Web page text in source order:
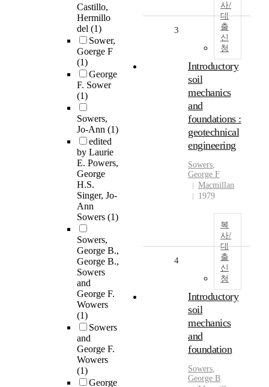
Castillo,
Hermillo
del (1)
Sower,
Goerge F
(1)
George
F. Sower
(1)
Sowers,
Jo-Ann (1)
edited
by Laurie
E. Powers,
George
H.S.
Singer, Jo-
Ann
Sowers (1)
Sowers,
George B.,
George B.,
Sowers
and
George F.
Wowers
(1)
Sowers
and
George F.
Wowers
(1)
George
사/
대
출
신
청
3
Introductory
soil
mechanics
and
foundations :
geotechnical
engineering
Sowers,
George F
Macmillan
1979
복
사/
대
출
신
청
4
Introductory
soil
mechanics
and
foundation
Sowers,
George B